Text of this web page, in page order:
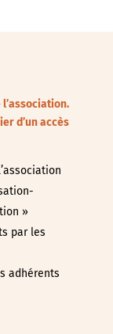
d’un accès
»
par les
adhérents